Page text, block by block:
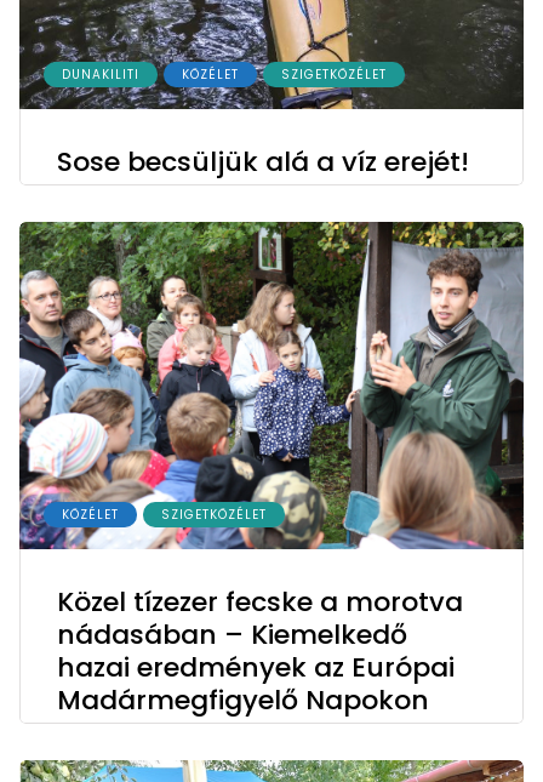
DUNAKILITI KÖZÉLET SZIGETKÖZÉLET
Sose becsüljük alá a víz erejét!
KÖZÉLET SZIGETKÖZÉLET
Közel tízezer fecske a morotva
nádasában – Kiemelkedő
hazai eredmények az Európai
Madármegfigyelő Napokon